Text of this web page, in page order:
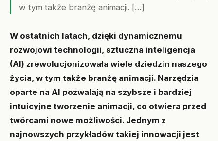
w tym także branżę animacji. […]
W ostatnich latach, dzięki dynamicznemu
rozwojowi technologii, sztuczna inteligencja
(AI) zrewolucjonizowała wiele dziedzin naszego
życia, w tym także branżę animacji. Narzędzia
oparte na AI pozwalają na szybsze i bardziej
intuicyjne tworzenie animacji, co otwiera przed
twórcami nowe możliwości. Jednym z
najnowszych przykładów takiej innowacji jest